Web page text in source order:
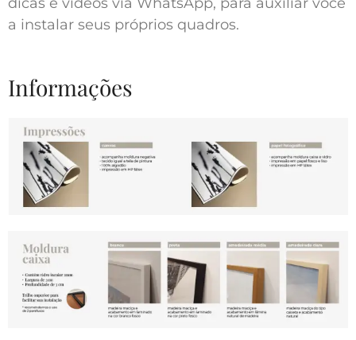
a instalar seus próprios quadros.
Informações